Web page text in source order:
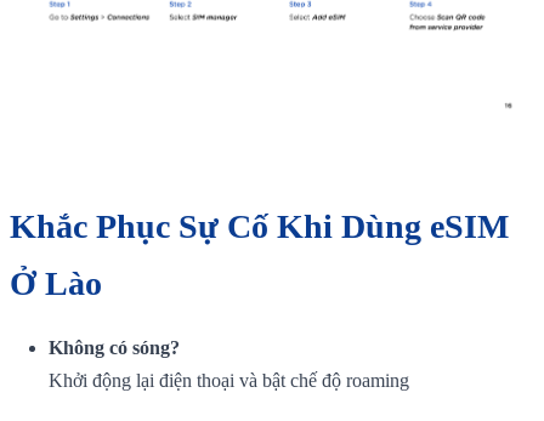
Khắc Phục Sự Cố Khi Dùng eSIM
Ở Lào
Không có sóng?
Khởi động lại điện thoại và bật chế độ roaming